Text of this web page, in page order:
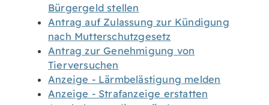
Bürgergeld stellen
Antrag auf Zulassung zur Kündigung
nach Mutterschutzgesetz
Antrag zur Genehmigung von
Tierversuchen
Anzeige - Lärmbelästigung melden
Anzeige - Strafanzeige erstatten